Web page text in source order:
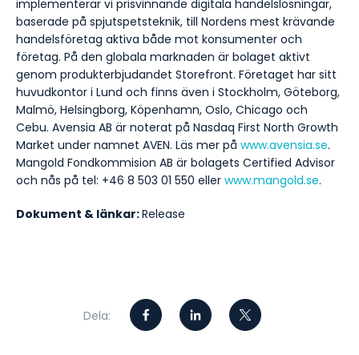
implementerar vi prisvinnande digitala handelslösningar,
baserade på spjutspetsteknik, till Nordens mest krävande
handelsföretag aktiva både mot konsumenter och
företag. På den globala marknaden är bolaget aktivt
genom produkterbjudandet Storefront. Företaget har sitt
huvudkontor i Lund och finns även i Stockholm, Göteborg,
Malmö, Helsingborg, Köpenhamn, Oslo, Chicago och
Cebu. Avensia AB är noterat på Nasdaq First North Growth
Market under namnet AVEN. Läs mer på www.avensia.se.
Mangold Fondkommision AB är bolagets Certified Advisor
och nås på tel: +46 8 503 01 550 eller www.mangold.se.
Dokument & länkar:Release
Dela: